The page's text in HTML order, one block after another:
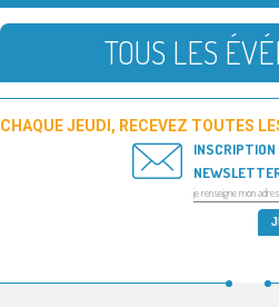
TOUS LES
CHAQUE JEUDI, RECEVEZ TOUTES
INSCRIPTION